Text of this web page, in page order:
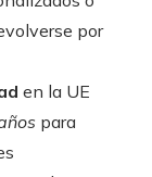
por
en la UE
para